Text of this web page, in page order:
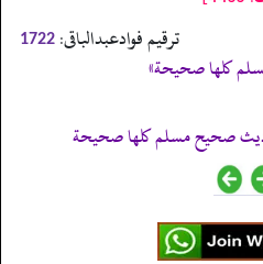
ترقیم فوادعبدالباقی: 1722
كلها صحيحة»
صحيح مسلم كلها صحيحة